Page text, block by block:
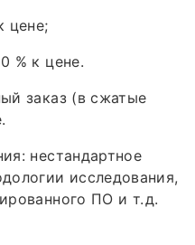
цене;
% к цене.
заказ (в сжатые
нестандартное
исследования,
ПО и т. д.